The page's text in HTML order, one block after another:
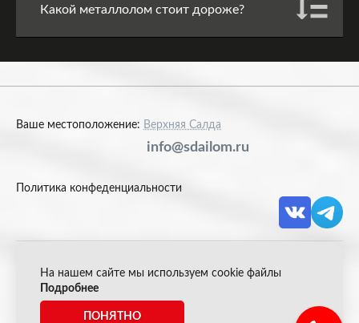
Какой металлолом стоит дороже?
Ваше местоположение: Верхняя Салда
info@sdailom.ru
Политика конфеденциальности
© 2026 Акрон Скрап
На нашем сайте мы используем cookie файлы
Подробнее
ПОНЯТНО